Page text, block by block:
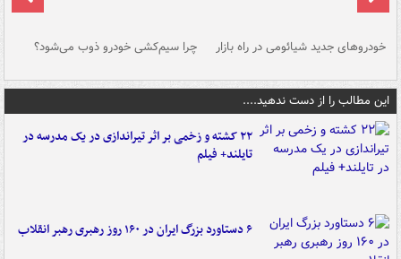
خودروهای جدید شیائومی در راه بازار چرا سیم‌کشی خودرو ذوب می‌شود؟
این مطالب را از دست ندهید....
۲۲ کشته و زخمی بر اثر تیراندازی در یک مدرسه در
تایلند+ فیلم
۶ دستاورد بزرگ ایران در ۱۶۰ روز رهبری رهبر انقلاب